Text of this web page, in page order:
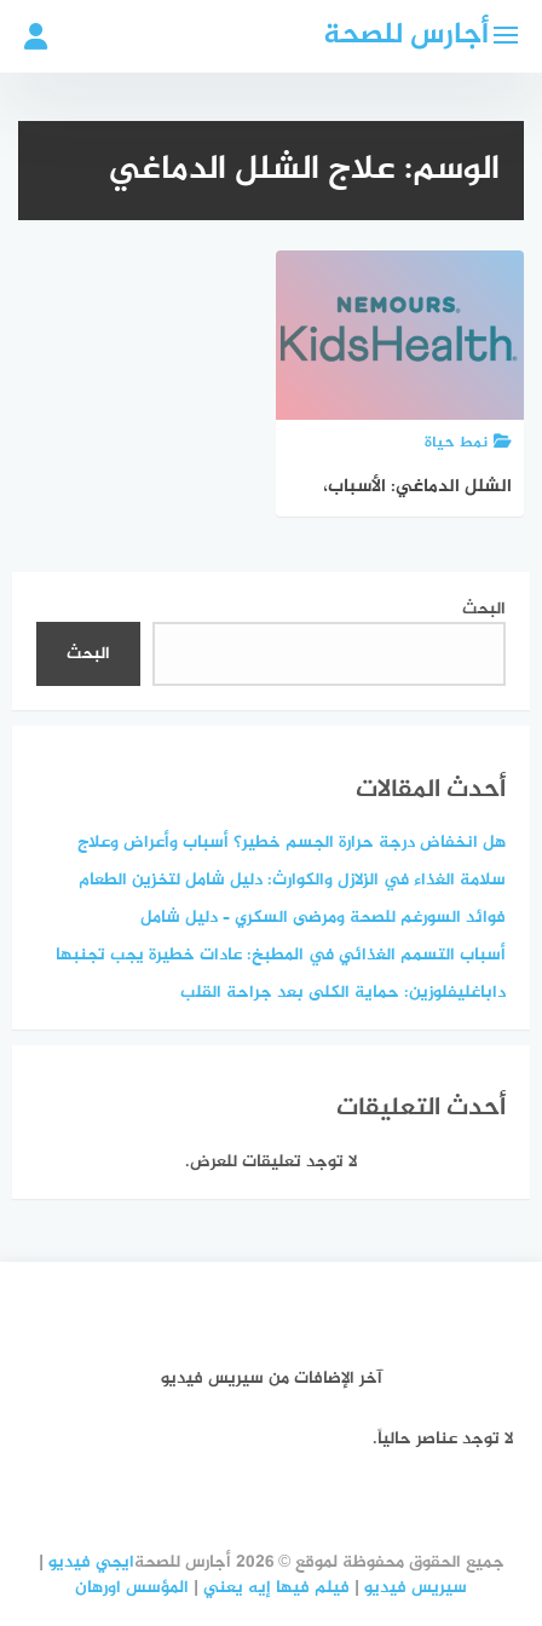
أجارس للصحة
الوسم:علاج الشلل الدماغي
نمط حياة
الشلل الدماغي: الأسباب،
البحث
البحث
أحدث المقالات
هل انخفاض درجة حرارة الجسم خطير؟ أسباب وأعراض وعلاج
سلامة الغذاء في الزلازل والكوارث: دليل شامل لتخزين الطعام
فوائد السورغم للصحة ومرضى السكري – دليل شامل
أسباب التسمم الغذائي في المطبخ: عادات خطيرة يجب تجنبها
داباغليفلوزين: حماية الكلى بعد جراحة القلب
أحدث التعليقات
لا توجد تعليقات للعرض.
آخر الإضافات من سيريس فيديو
لا توجد عناصر حالياً.
جميع الحقوق محفوظة لموقع © 2026 أجارس للصحة ايجي فيديو |
سيريس فيديو | فيلم فيها إيه يعني | المؤسس اورهان